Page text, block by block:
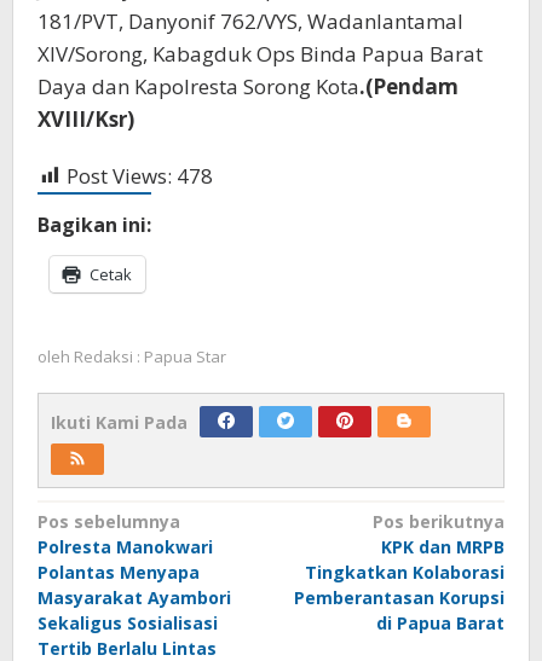
181/PVT, Danyonif 762/VYS, Wadanlantamal
XIV/Sorong, Kabagduk Ops Binda Papua Barat
Daya dan Kapolresta Sorong Kota.(Pendam
XVIII/Ksr)
Post Views: 478
Bagikan ini:
Cetak
oleh Redaksi : Papua Star
Ikuti Kami Pada
Navigasi
pos
Pos sebelumnya
Polresta Manokwari
Polantas Menyapa
Masyarakat Ayambori
Sekaligus Sosialisasi
Tertib Berlalu Lintas
Pos berikutnya
KPK dan MRPB
Tingkatkan Kolaborasi
Pemberantasan Korupsi
di Papua Barat